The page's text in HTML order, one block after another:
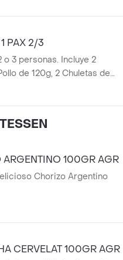
PAX 2/3
o 3 personas. Incluye 2
de 120g, 2 Chuletas de
de 140g, 1 Salchicha Olma,
100GR AGR
Chorizo Argentino
CERVELAT 100GR AGR